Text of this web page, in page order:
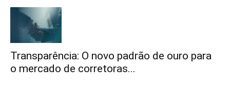
Transparência: O novo padrão de ouro para
o mercado de corretoras...